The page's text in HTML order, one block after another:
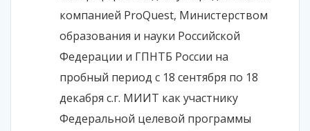
компанией ProQuest, Министерством
образования и науки Российской
Федерации и ГПНТБ России на
пробный период с 18 сентября по 18
декабря с.г. МИИТ как участнику
Федеральной целевой программы